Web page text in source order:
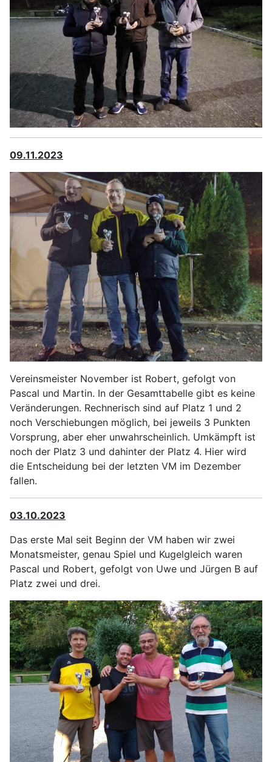
09.11.2023
Vereinsmeister November ist Robert, gefolgt von
Pascal und Martin. In der Gesamttabelle gibt es keine
Veränderungen. Rechnerisch sind auf Platz 1 und 2
noch Verschiebungen möglich, bei jeweils 3 Punkten
Vorsprung, aber eher unwahrscheinlich. Umkämpft ist
noch der Platz 3 und dahinter der Platz 4. Hier wird
die Entscheidung bei der letzten VM im Dezember
fallen.
03.10.2023
Das erste Mal seit Beginn der VM haben wir zwei
Monatsmeister, genau Spiel und Kugelgleich waren
Pascal und Robert, gefolgt von Uwe und Jürgen B auf
Platz zwei und drei.